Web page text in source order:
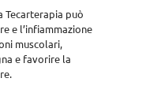
Tecarterapia può
e l’infiammazione
muscolari,
e favorire la